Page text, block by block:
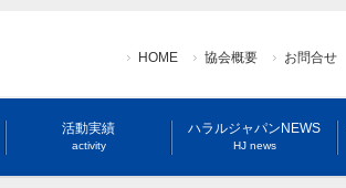
HOME 協会概要 お問合せ
活動実績
activity
ハラルジャパンNEWS
HJ news